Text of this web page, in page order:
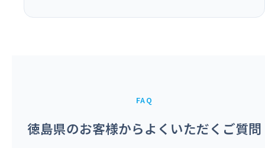
FAQ
徳島県のお客様からよくいただくご質問